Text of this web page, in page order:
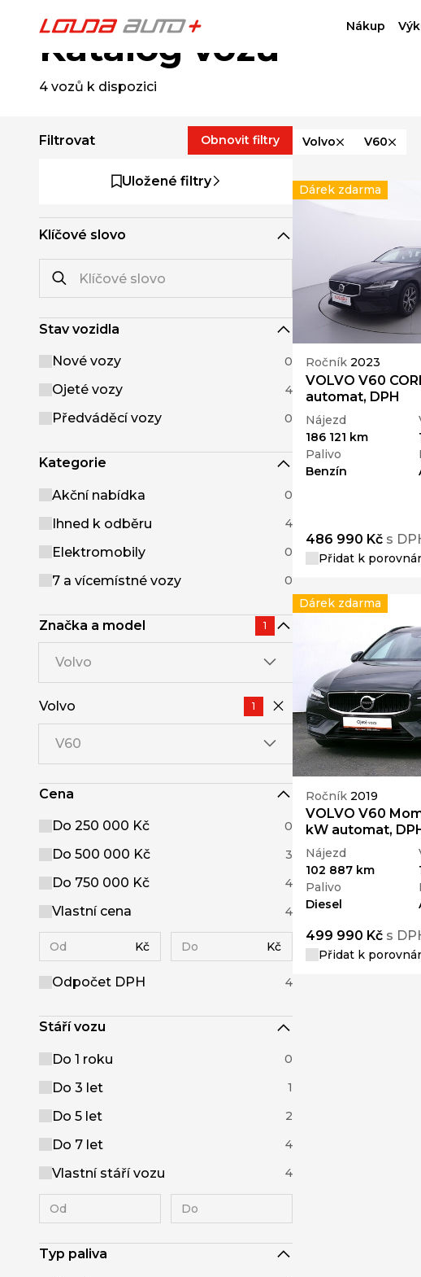
Nákup
Katalog vozů
4 vozů k dispozici
Filtrovat Obnovit filtry
Uložené filtry
Klíčové slovo
Stav vozidla
Nové vozy 0
Ojeté vozy 4
Předváděcí vozy 0
Kategorie
Akční nabídka 0
Ihned k odběru 4
Elektromobily 0
7 a vícemístné vozy 0
Značka a model 1
Volvo
Volvo 1
V60
Cena
Do 250 000 Kč 0
Do 500 000 Kč 3
Do 750 000 Kč 4
Vlastní cena 4
Kč Kč
Odpočet DPH 4
Stáří vozu
Do 1 roku 0
Do 3 let 1
Do 5 let 2
Do 7 let 4
Vlastní stáří vozu 4
Typ paliva
Volvo V60
Ročník 2023
VOLVO V60
automat, DPH
Nájezd
186 121 km
Palivo
Benzín
486 990 Kč s
Přidat k
Dárek zdarma
Ročník 2019
VOLVO V60
kW automat,
Nájezd
102 887 km
Palivo
Diesel
499 990 Kč s
Přidat k
Dárek zdarma